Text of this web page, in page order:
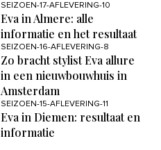
SEIZOEN-17-AFLEVERING-10
Eva in Almere: alle
informatie en het resultaat
SEIZOEN-16-AFLEVERING-8
Zo bracht stylist Eva allure
in een nieuwbouwhuis in
Amsterdam
SEIZOEN-15-AFLEVERING-11
Eva in Diemen: resultaat en
informatie